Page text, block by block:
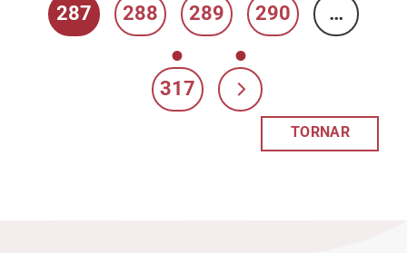
287 288 289 290 …
317
TORNAR